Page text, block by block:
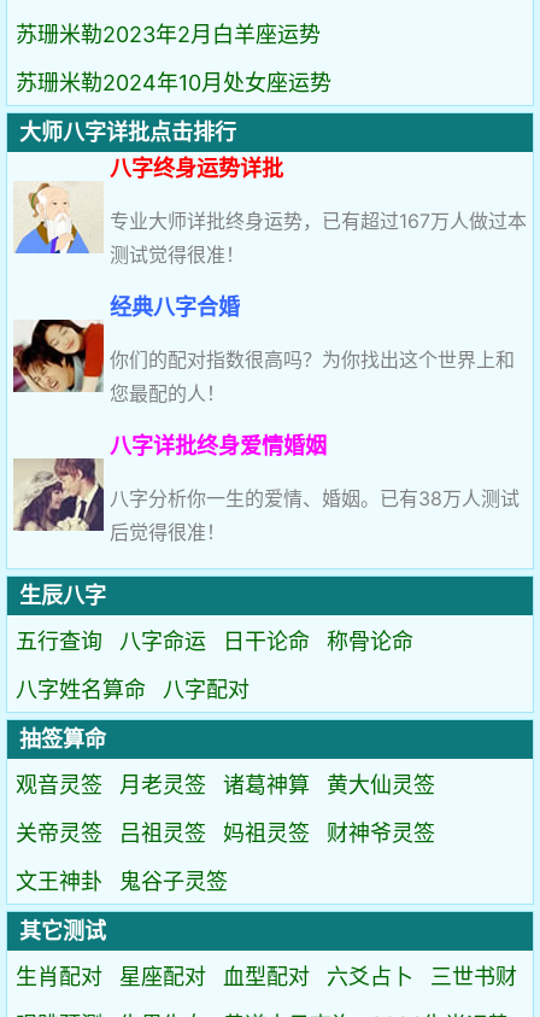
苏珊米勒2023年2月白羊座运势
苏珊米勒2024年10月处女座运势
大师八字详批点击排行
八字终身运势详批
专业大师详批终身运势，已有超过167万人做过本
测试觉得很准！
经典八字合婚
你们的配对指数很高吗？为你找出这个世界上和
您最配的人！
八字详批终身爱情婚姻
八字分析你一生的爱情、婚姻。已有38万人测试
后觉得很准！
生辰八字
五行查询
八字命运 日干论命
称骨论命
八字姓名算命
八字配对
抽签算命
观音灵签
月老灵签 诸葛神算
黄大仙灵签
关帝灵签
吕祖灵签 妈祖灵签
财神爷灵签
文王神卦
鬼谷子灵签
其它测试
生肖配对
星座配对 血型配对 六爻占卜
三世书财